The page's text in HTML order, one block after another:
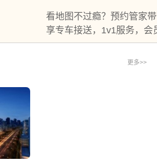
看地图不过瘾？预约管家
享专车接送，1v1服务，会
更多>>